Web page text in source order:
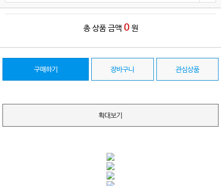
총 상품 금액 0 원
구매하기 장바구니 관심상품
확대보기